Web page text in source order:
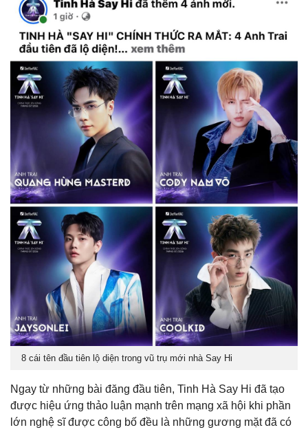
8 cái tên đầu tiên lộ diện trong vũ trụ mới nhà Say Hi
Ngay từ những bài đăng đầu tiên, Tinh Hà Say Hi đã tạo
được hiệu ứng thảo luận mạnh trên mạng xã hội khi phần
lớn nghệ sĩ được công bố đều là những gương mặt đã có